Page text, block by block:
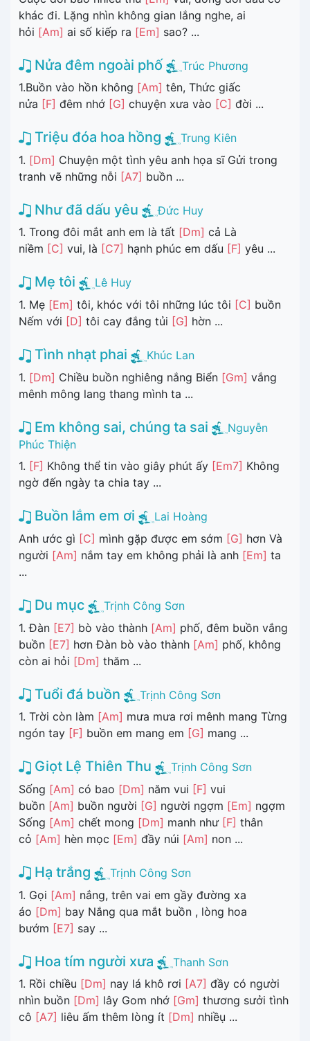
khác đi. Lặng nhìn không gian lắng nghe, ai
hỏi [Am] ai số kiếp ra [Em] sao? ...
Nửa đêm ngoài phố
Trúc Phương
1.Buồn vào hồn không [Am] tên, Thức giấc
nửa [F] đêm nhớ [G] chuyện xưa vào [C] đời ...
Triệu đóa hoa hồng
Trung Kiên
1. [Dm] Chuyện một tình yêu anh họa sĩ Gửi trong
tranh vẽ những nỗi [A7] buồn ...
Như đã dấu yêu
Đức Huy
1. Trong đôi mắt anh em là tất [Dm] cả Là
niềm [C] vui, là [C7] hạnh phúc em dấu [F] yêu ...
Mẹ tôi
Lê Huy
1. Mẹ [Em] tôi, khóc với tôi những lúc tôi [C] buồn
Nếm với [D] tôi cay đắng tủi [G] hờn ...
Tình nhạt phai
Khúc Lan
1. [Dm] Chiều buồn nghiêng nắng Biển [Gm] vắng
mênh mông lang thang mình ta ...
Em không sai, chúng ta sai
Nguyễn
Phúc Thiện
1. [F] Không thể tin vào giây phút ấy [Em7] Không
ngờ đến ngày ta chia tay ...
Buồn lắm em ơi
Lai Hoàng
Anh ước gì [C] mình gặp được em sớm [G] hơn Và
người [Am] nắm tay em không phải là anh [Em] ta
...
Du mục
Trịnh Công Sơn
1. Đàn [E7] bò vào thành [Am] phố, đêm buồn vắng
buồn [E7] hơn Đàn bò vào thành [Am] phố, không
còn ai hỏi [Dm] thăm ...
Tuổi đá buồn
Trịnh Công Sơn
1. Trời còn làm [Am] mưa mưa rơi mênh mang Từng
ngón tay [F] buồn em mang em [G] mang ...
Giọt Lệ Thiên Thu
Trịnh Công Sơn
Sống [Am] có bao [Dm] năm vui [F] vui
buồn [Am] buồn người [G] người ngợm [Em] ngợm
Sống [Am] chết mong [Dm] manh như [F] thân
cỏ [Am] hèn mọc [Em] đầy núi [Am] non ...
Hạ trắng
Trịnh Công Sơn
1. Gọi [Am] nắng, trên vai em gầy đường xa
áo [Dm] bay Nắng qua mắt buồn , lòng hoa
bướm [E7] say ...
Hoa tím người xưa
Thanh Sơn
1. Rồi chiều [Dm] nay lá khô rơi [A7] đầy có người
nhìn buồn [Dm] lây Gom nhớ [Gm] thương sưởi tình
cô [A7] liêu ấm thêm lòng ít [Dm] nhiềụ ...